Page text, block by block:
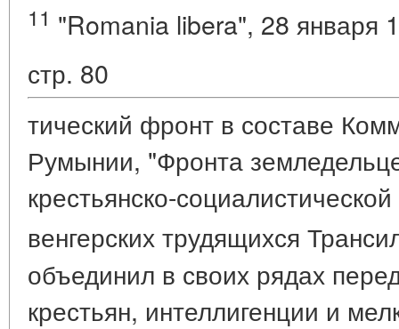
11 "Romania libera", 28 января
стр. 80
тический фронт в составе
Румынии, "Фронта
крестьянско-
венгерских трудящихся
объединил в своих рядах
крестьян, интеллигенции и